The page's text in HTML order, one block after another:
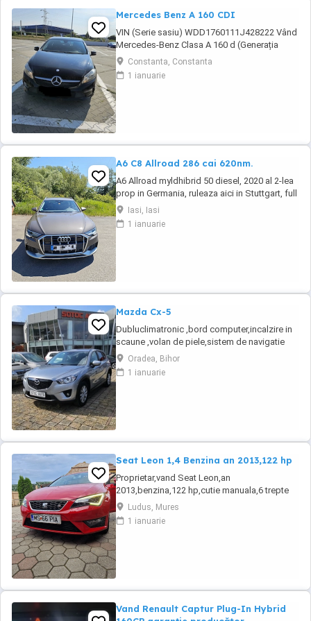
Mercedes Benz A 160 CDI
VIN (Serie sasiu) WDD1760111J428222 Vând
Mercedes-Benz Clasa A 160 d (Generația
W176 Facelift), o mașină compactă premium,
extrem de fiabilă și cu un consum excelent de
* Autoturismul a aparținut de la început unei
Constanta, Constanta
1 ianuarie
A6 C8 Allroad 286 cai 620nm.
A6 Allroad myldhibrid 50 diesel, 2020 al 2-lea
prop in Germania, ruleaza aici in Stuttgart, full
istoric service pachet bussiness. Nu fac
schimburi!!! !!! detalii
Iasi, Iasi
1 ianuarie
Mazda Cx-5
Dubluclimatronic ,bord computer,incalzire in
scaune ,volan de piele,sistem de navigatie
,închidere centralizata,pilot
automat,servo,proiectoare de ceata,comenzi
volan,senzori parcare fata și spate,geamuri
Oradea, Bihor
1 ianuarie
Seat Leon 1,4 Benzina an 2013,122 hp
Proprietar,vand Seat Leon,an
2013,benzina,122 hp,cutie manuala,6 trepte
de viteza,alcantara,navigatie,stare perfecta
tehnic si estetic,revizii anuale la nax 6000
km,fiind a doua masina in familie,distributie
Ludus, Mures
1 ianuarie
Vand Renault Captur Plug-In Hybrid